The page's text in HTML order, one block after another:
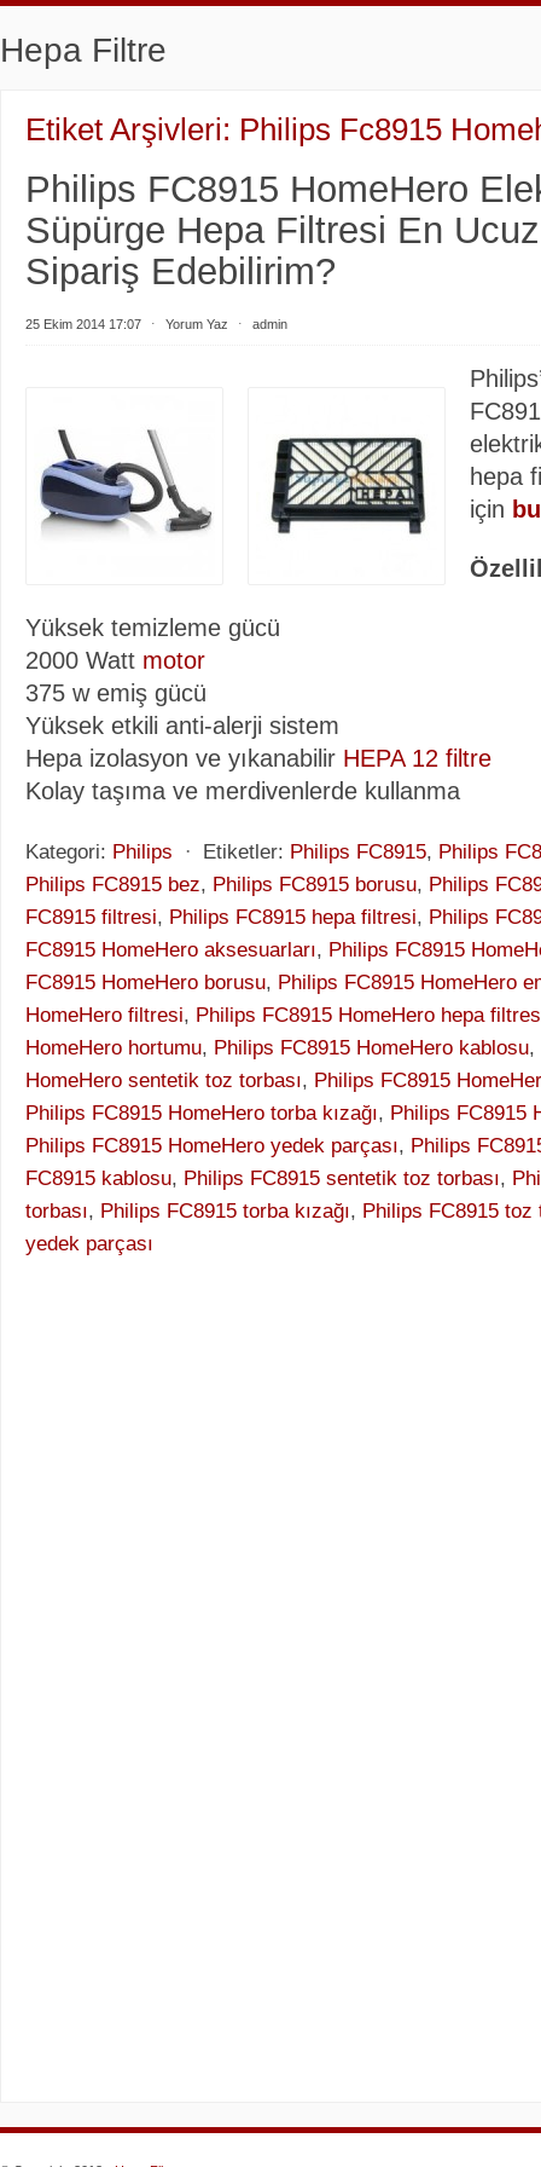
Hepa Filtre
Etiket Arşivleri: Philips Fc8915
Philips FC8915 HomeHero
Süpürge Hepa Filtresi En
Sipariş Edebilirim?
25 Ekim 2014 17:07 ⋅ Yorum Yaz ⋅ admin
hepa
için
Yüksek temizleme gücü
2000 Watt motor
375 w emiş gücü
Yüksek etkili anti-alerji sistem
Hepa izolasyon ve yıkanabilir HEPA 12 filtre
Kolay taşıma ve merdivenlerde kullanma
Kategori: Philips ⋅ Etiketler: Philips FC8915, Philips
Philips FC8915 bez, Philips FC8915 borusu, Philips
FC8915 filtresi, Philips FC8915 hepa filtresi, Philips
FC8915 HomeHero aksesuarları, Philips FC8915
FC8915 HomeHero borusu, Philips FC8915 HomeHero
HomeHero filtresi, Philips FC8915 HomeHero hepa
HomeHero hortumu, Philips FC8915 HomeHero kablosu,
HomeHero sentetik toz torbası, Philips FC8915
Philips FC8915 HomeHero torba kızağı, Philips FC8915
Philips FC8915 HomeHero yedek parçası, Philips
FC8915 kablosu, Philips FC8915 sentetik toz torbası,
torbası, Philips FC8915 torba kızağı, Philips FC8915 toz
yedek parçası